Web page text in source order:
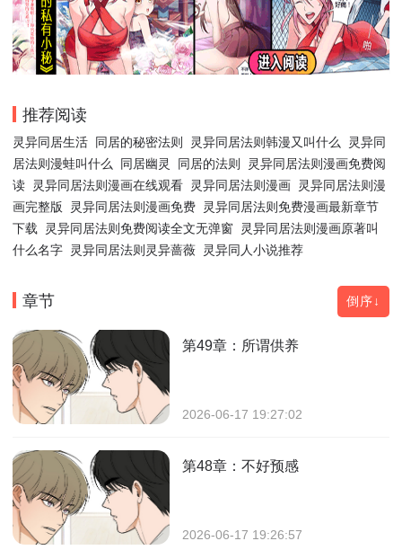
推荐阅读
灵异同居生活 同居的秘密法则 灵异同居法则韩漫又叫什么
灵异同
居法则漫蛙叫什么
同居幽灵 同居的法则
灵异同居法则漫画免费阅
读
灵异同居法则漫画在线观看 灵异同居法则漫画
灵异同居法则漫
画完整版
灵异同居法则漫画免费
灵异同居法则免费漫画最新章节
下载
灵异同居法则免费阅读全文无弹窗
灵异同居法则漫画原著叫
什么名字
灵异同居法则灵异蔷薇 灵异同人小说推荐
章节 倒序↓
第49章：所谓供养
2026-06-17 19:27:02
第48章：不好预感
2026-06-17 19:26:57